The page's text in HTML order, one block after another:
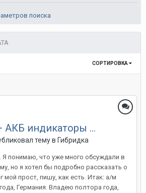
поиска
СОРТИРОВКА
АКБ индикаторы ...
тему в Гибридка
Я понимаю, что уже много обсуждали в
но я хотел бы подробно рассказать о
мой прост, пишу, как есть. Итак: а/м
Германия. Владею полтора года,